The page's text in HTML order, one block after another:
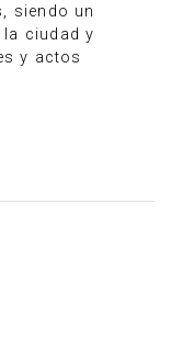
siendo un
ciudad y
y actos